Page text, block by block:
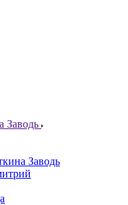
Заводь
Заводь